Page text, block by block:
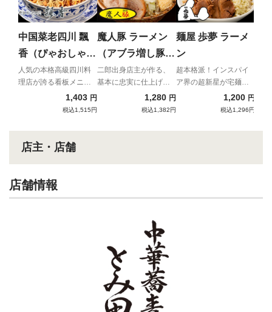
中国菜老四川 飄
香（ぴゃおしゃ
ん） 正宗担担麺
（成都タンタン
人気の本格高級四川料
理店が誇る看板メニュ
1,403 円
税込1,515円
魔人豚 ラーメン
（アブラ増し豚２
枚）
二郎出身店主が作る、
基本に忠実に仕上げら
れたインスパイア1,280 円
税込1,382円
麺屋 歩夢 ラーメ
ン
超本格派！インスパイ
ア界の超新星が宅麺に
1,200 円
税込1,296円
店主・店舗
店舗情報